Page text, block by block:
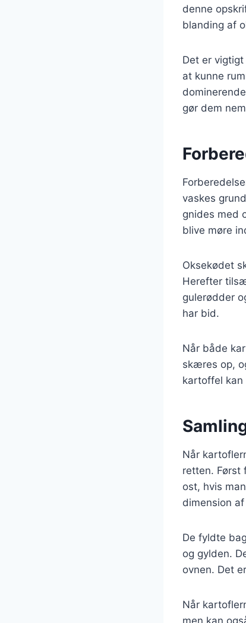
denne
blanding af
Det er
at kunne
gør dem
vaskes
gnides med
blive møre
Oksekødet
Herefter
gulerødder
har bid.
Når både
skæres op,
kartoffel kan
Når
retten. Først
ost, hvis
dimension
De fyldte
og gylden.
ovnen. Det
Når